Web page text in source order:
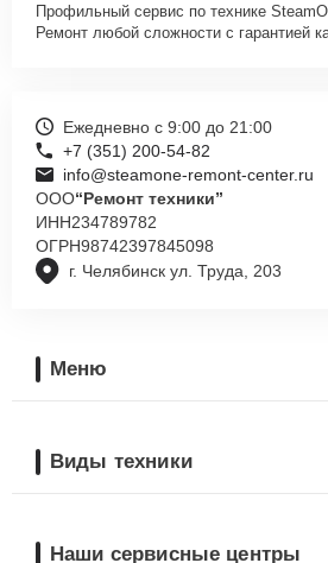
Профильный сервис по технике
Ремонт любой сложности с гарантией
г. Челябинск ул. Труда, 203
Ежедневно с 9:00 до 21:00
+7 (351) 200-54-82
info@steamone-remont-center.ru
ООО“Ремонт техники”
ИНН234789782
ОГРН98742397845098
Меню
Виды техники
Наши сервисные центры